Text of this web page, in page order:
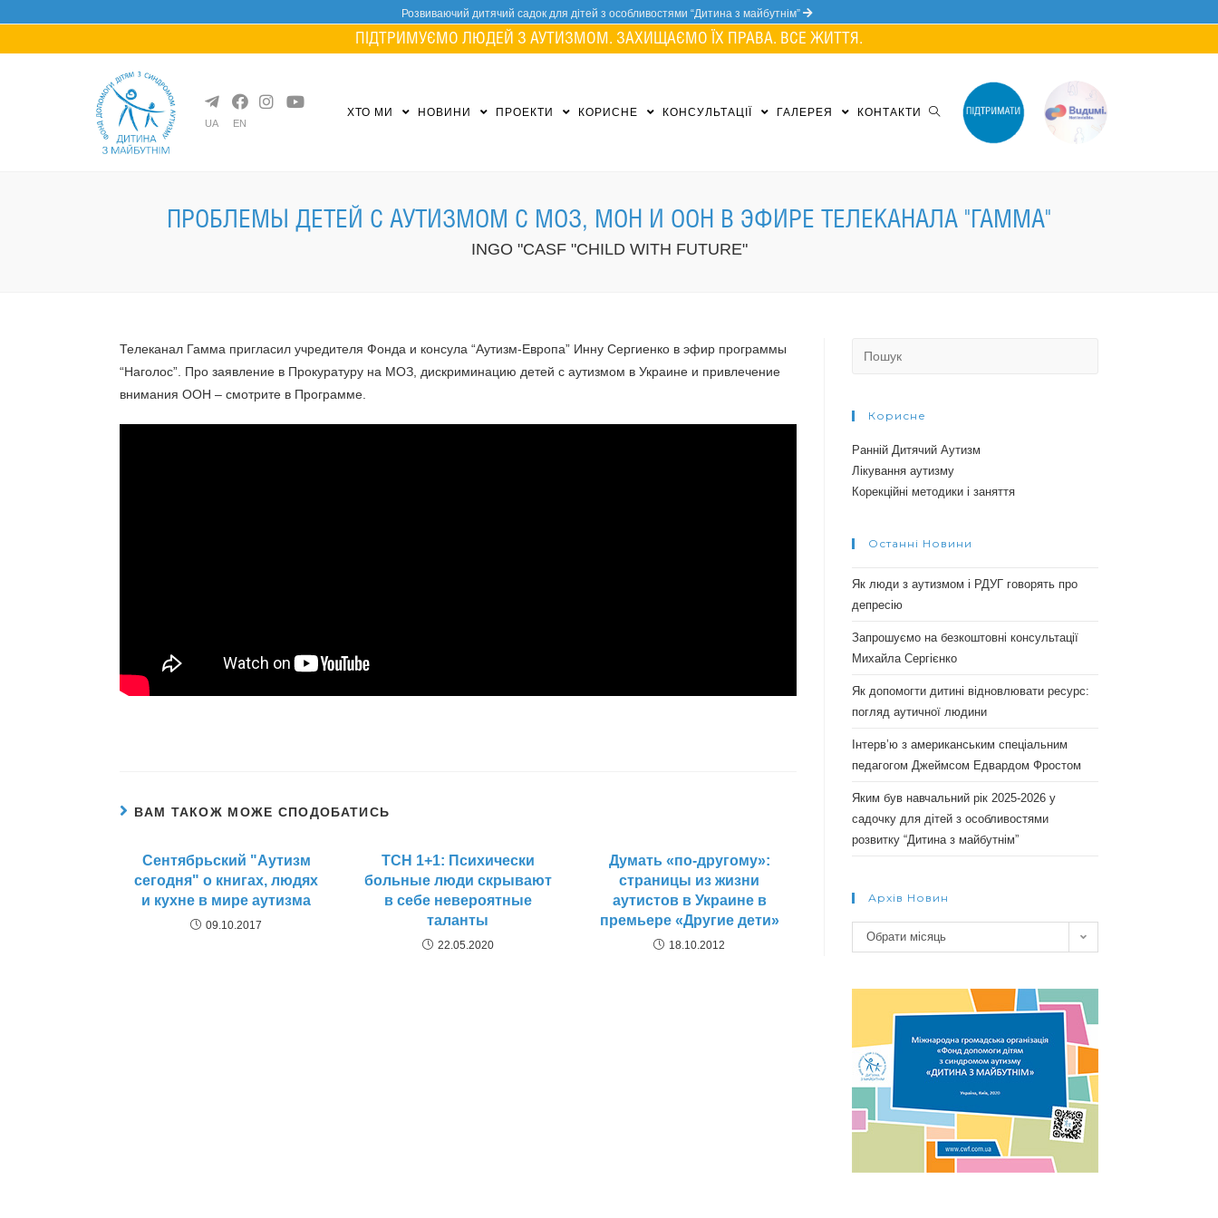
content
Розвиваючий дитячий садок для дітей з особливостями “Дитина з майбутнім”
ПІДТРИМУЄМО ЛЮДЕЙ З АУТИЗМОМ. ЗАХИЩАЄМО ЇХ ПРАВА. ВСЕ ЖИТТЯ.
UA EN
ХТО МИ НОВИНИ ПРОЕКТИ КОРИСНЕ КОНСУЛЬТАЦІЇ ГАЛЕРЕЯ КОНТАКТИ
ПРОБЛЕМЫ ДЕТЕЙ С АУТИЗМОМ С МОЗ, МОН И ООН В ЭФИРЕ ТЕЛЕКАНАЛА "ГАММА"
INGO "CASF "CHILD WITH FUTURE"
Телеканал Гамма пригласил учредителя Фонда и консула “Аутизм-Европа” Инну Сергиенко в эфир программы
“Наголос”. Про заявление в Прокуратуру на МОЗ, дискриминацию детей с аутизмом в Украине и привлечение
внимания ООН – смотрите в Программе.
ВАМ ТАКОЖ МОЖЕ СПОДОБАТИСЬ
Сентябрьский "Аутизм
сегодня" о книгах, людях
и кухне в мире аутизма
09.10.2017
ТСН 1+1: Психически
больные люди скрывают
в себе невероятные
таланты
22.05.2020
Думать «по-другому»:
страницы из жизни
аутистов в Украине в
премьере «Другие дети»
18.10.2012
Корисне
Ранній Дитячий Аутизм
Лікування аутизму
Корекційні методики і заняття
Останні Новини
Як люди з аутизмом і РДУГ говорять про
депресію
Запрошуємо на безкоштовні консультації
Михайла Сергієнко
Як допомогти дитині відновлювати ресурс:
погляд аутичної людини
Інтерв’ю з американським спеціальним
педагогом Джеймсом Едвардом Фростом
Яким був навчальний рік 2025-2026 у
садочку для дітей з особливостями
розвитку “Дитина з майбутнім”
Архів Новин
Архів
новин
Обрати місяць